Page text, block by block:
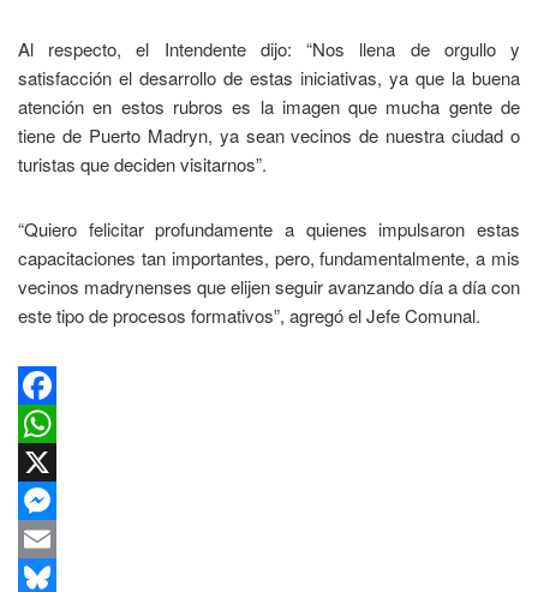
Al respecto, el Intendente dijo: “Nos llena de orgullo y
satisfacción el desarrollo de estas iniciativas, ya que la buena
atención en estos rubros es la imagen que mucha gente de
tiene de Puerto Madryn, ya sean vecinos de nuestra ciudad o
turistas que deciden visitarnos”.
“Quiero felicitar profundamente a quienes impulsaron estas
capacitaciones tan importantes, pero, fundamentalmente, a mis
vecinos madrynenses que elijen seguir avanzando día a día con
este tipo de procesos formativos”, agregó el Jefe Comunal.
Facebook
WhatsApp
X
Messenger
Email